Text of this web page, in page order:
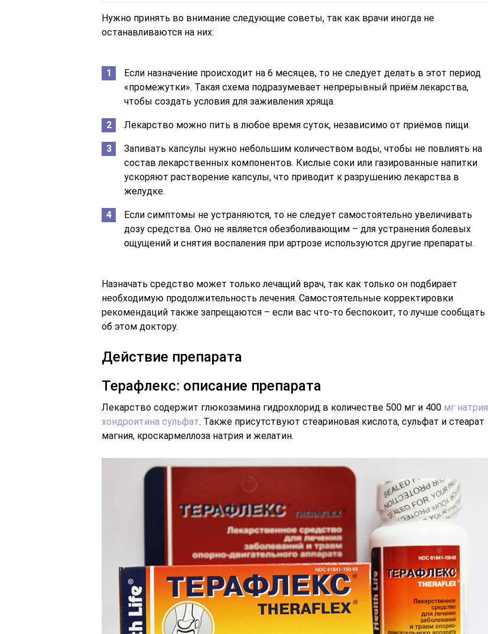
Нужно принять во внимание следующие советы, так как врачи иногда не
останавливаются на них:
Если назначение происходит на 6 месяцев, то не следует делать в этот период
«промежутки». Такая схема подразумевает непрерывный приём лекарства,
чтобы создать условия для заживления хряща.
Лекарство можно пить в любое время суток, независимо от приёмов пищи.
Запивать капсулы нужно небольшим количеством воды, чтобы не повлиять на
состав лекарственных компонентов. Кислые соки или газированные напитки
ускоряют растворение капсулы, что приводит к разрушению лекарства в
желудке.
Если симптомы не устраняются, то не следует самостоятельно увеличивать
дозу средства. Оно не является обезболивающим – для устранения болевых
ощущений и снятия воспаления при артрозе используются другие препараты.
Назначать средство может только лечащий врач, так как только он подбирает
необходимую продолжительность лечения. Самостоятельные корректировки
рекомендаций также запрещаются – если вас что-то беспокоит, то лучше сообщать
об этом доктору.
Действие препарата
Терафлекс: описание препарата
Лекарство содержит глюкозамина гидрохлорид в количестве 500 мг и 400 мг натрия
хондроитина сульфат. Также присутствуют стеариновая кислота, сульфат и стеарат
магния, кроскармеллоза натрия и желатин.